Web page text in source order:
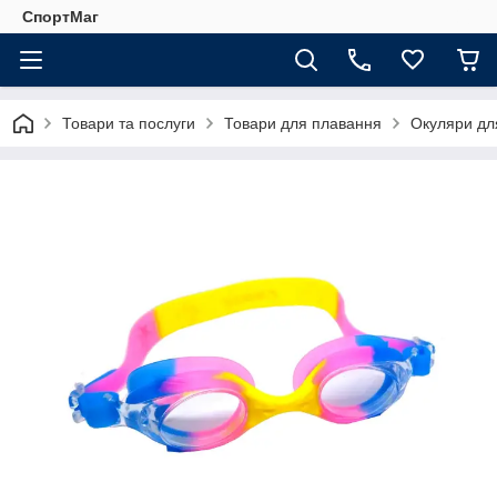
СпортМаг
Товари та послуги Товари для плавання Окуляри